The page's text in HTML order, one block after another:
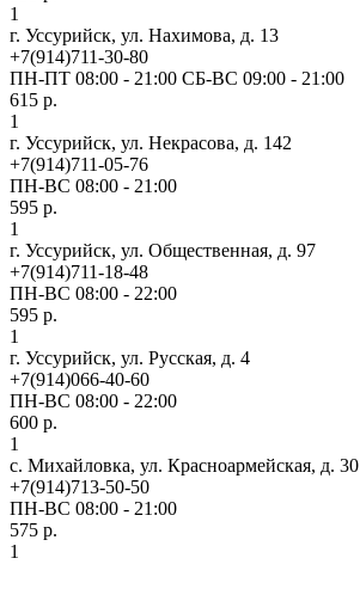
1
г. Уссурийск, ул. Нахимова, д. 13
+7(914)711-30-80
ПН-ПТ 08:00 - 21:00 СБ-ВС 09:00 - 21:00
615 р.
1
г. Уссурийск, ул. Некрасова, д. 142
+7(914)711-05-76
ПН-ВС 08:00 - 21:00
595 р.
1
г. Уссурийск, ул. Общественная, д. 97
+7(914)711-18-48
ПН-ВС 08:00 - 22:00
595 р.
1
г. Уссурийск, ул. Русская, д. 4
+7(914)066-40-60
ПН-ВС 08:00 - 22:00
600 р.
1
с. Михайловка, ул. Красноармейская, д. 30
+7(914)713-50-50
ПН-ВС 08:00 - 21:00
575 р.
1